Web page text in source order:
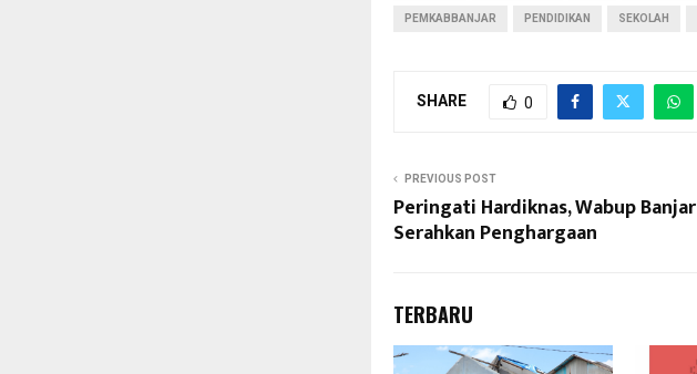
PEMKABBANJAR PENDIDIKAN SEKOLAH
SHARE 0
PREVIOUS POST
Peringati Hardiknas, Wabup Banjar
Serahkan Penghargaan
TERBARU